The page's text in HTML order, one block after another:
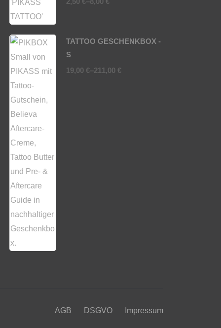
TATTOO GESCHENKBOX -
S
211,00 €
–
19,00 €
AGB DSGVO Impressum